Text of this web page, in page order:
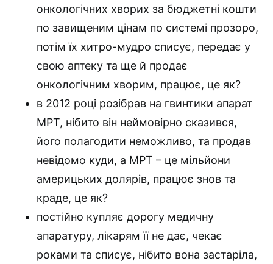
онкологічних хворих за бюджетні кошти
по завищеним цінам по системі прозоро,
потім їх хитро-мудро списує, передає у
свою аптеку та ще й продає
онкологічним хворим, працює, це як?
в 2012 році розібрав на гвинтики апарат
МРТ, нібито він неймовірно сказився,
його полагодити неможливо, та продав
невідомо куди, а МРТ – це мільйони
америцьких долярів, працює знов та
краде, це як?
постійно купляє дорогу медичну
апаратуру, лікарям її не дає, чекає
роками та списує, нібито вона застаріла,